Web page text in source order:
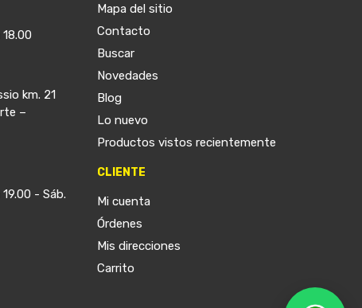
km. 21
–
- Sáb.
Mapa del sitio
Contacto
Buscar
Novedades
Blog
Lo nuevo
Productos vistos recientemente
CLIENTE
Mi cuenta
Órdenes
Mis direcciones
Carrito